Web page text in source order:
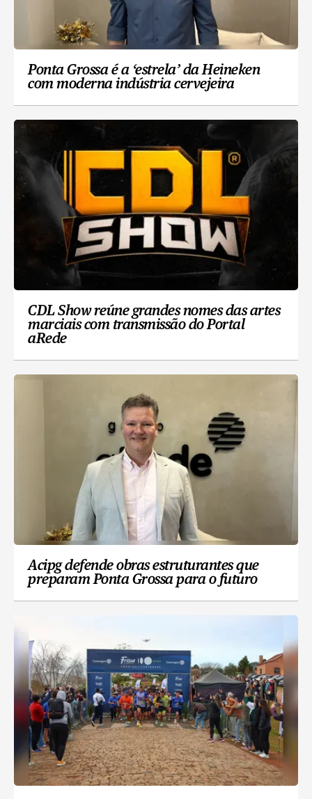
Ponta Grossa é a ‘estrela’ da Heineken
com moderna indústria cervejeira
CDL Show reúne grandes nomes das artes
marciais com transmissão do Portal
aRede
Acipg defende obras estruturantes que
preparam Ponta Grossa para o futuro